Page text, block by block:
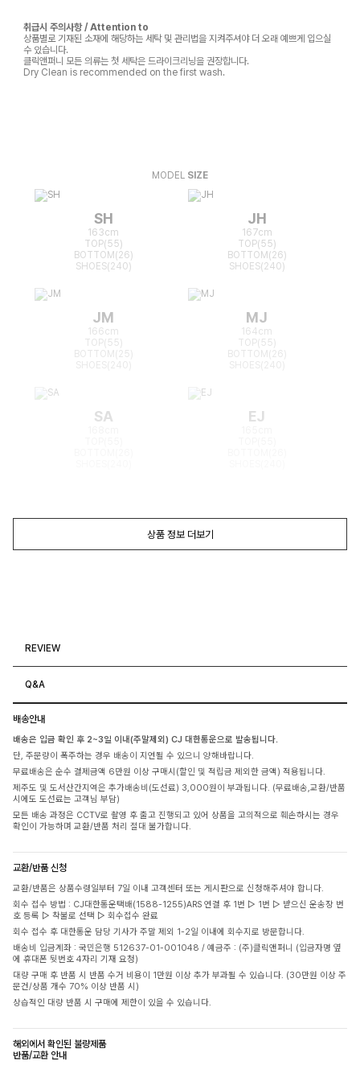
취급시 주의사항 / Attention to
상품별로 기재된 소재에 해당하는 세탁 및 관리법을 지켜주셔야 더 오래 예쁘게 입으실
수 있습니다.
클릭앤퍼니 모든 의류는 첫 세탁은 드라이크리닝을 권장합니다.
Dry Clean is recommended on the first wash.
MODEL SIZE
SH
163cm
TOP(55)
BOTTOM(26)
SHOES(240)
JH
167cm
TOP(55)
BOTTOM(26)
SHOES(240)
JM
166cm
TOP(55)
BOTTOM(25)
MJ
164cm
TOP(55)
BOTTOM(26)
SA EJ
상품 정보 더보기
REVIEW
Q&A
배송안내
배송은 입금 확인 후 2~3일 이내(주말제외) CJ 대한통운으로 발송됩니다.
단, 주문량이 폭주하는 경우 배송이 지연될 수 있으니 양해바랍니다.
무료배송은 순수 결제금액 6만원 이상 구매시(할인 및 적립금 제외한 금액) 적용됩니다.
제주도 및 도서산간지역은 추가배송비(도선료) 3,000원이 부과됩니다. (무료배송,교환/반품
시에도 도선료는 고객님 부담)
모든 배송 과정은 CCTV로 촬영 후 출고 진행되고 있어 상품을 고의적으로 훼손하시는 경우
확인이 가능하며 교환/반품 처리 절대 불가합니다.
교환/반품 신청
교환/반품은 상품수령일부터 7일 이내 고객센터 또는 게시판으로 신청해주셔야 합니다.
회수 접수 방법 : CJ대한통운택배(1588-1255)ARS 연결 후 1번 ▷ 1번 ▷ 받으신 운송장 번
호 등록 ▷ 착불로 선택 ▷ 회수접수 완료
회수 접수 후 대한통운 담당 기사가 주말 제외 1-2일 이내에 회수지로 방문합니다.
배송비 입금계좌 : 국민은행 512637-01-001048 / 예금주 : (주)클릭앤퍼니 (입금자명 옆
에 휴대폰 뒷번호 4자리 기재 요청)
대량 구매 후 반품 시 반품 수거 비용이 1만원 이상 추가 부과될 수 있습니다. (30만원 이상 주
문건/상품 개수 70% 이상 반품 시)
상습적인 대량 반품 시 구매에 제한이 있을 수 있습니다.
해외에서 확인된 불량제품
반품/교환 안내